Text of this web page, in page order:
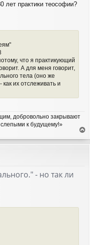
лет практики теософии?
что я практикующий
А для меня говорит,
тела (оно же
их отслеживать и
добровольно закрывают
слепыми к будущему!»
е
р
- но так ли